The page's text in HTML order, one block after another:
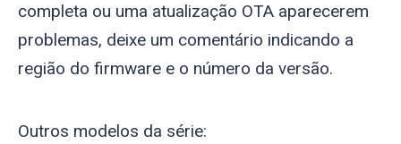
completa ou uma atualização OTA aparecerem
problemas, deixe um comentário indicando a
região do firmware e o número da versão.
Outros modelos da série: